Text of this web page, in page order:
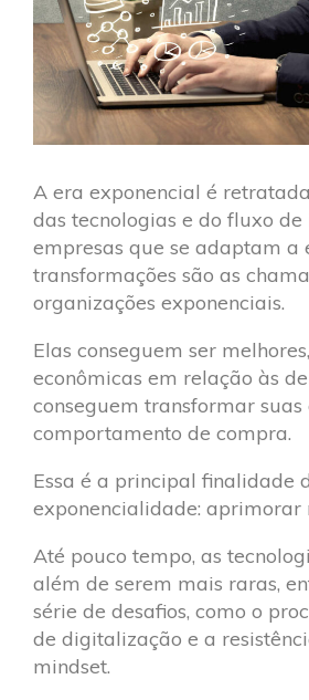
A era exponencial é
das tecnologias e do fluxo de
empresas que se adaptam a
transformações são as
organizações exponenciais.
Elas conseguem ser
econômicas em relação às
conseguem transformar suas
comportamento de compra.
Essa é a principal finalidade
exponencialidade: aprimorar
Até pouco tempo, as
além de serem mais raras,
série de desafios, como o
de digitalização e a
mindset.